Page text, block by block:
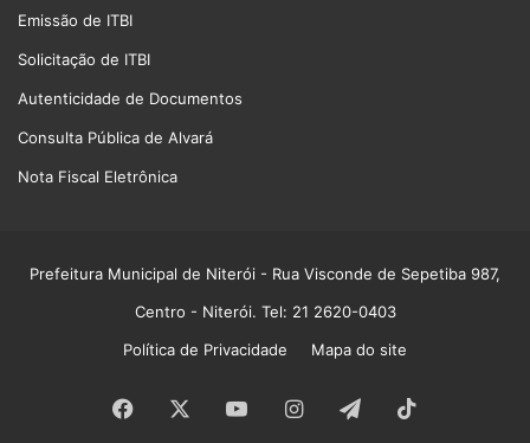
Emissão de ITBI
Solicitação de ITBI
Autenticidade de Documentos
Consulta Pública de Alvará
Nota Fiscal Eletrônica
Prefeitura Municipal de Niterói - Rua Visconde de Sepetiba 987,
Centro - Niterói. Tel: 21 2620-0403
Política de Privacidade
Mapa do site
Facebook YouTubeInstagram
Telegram